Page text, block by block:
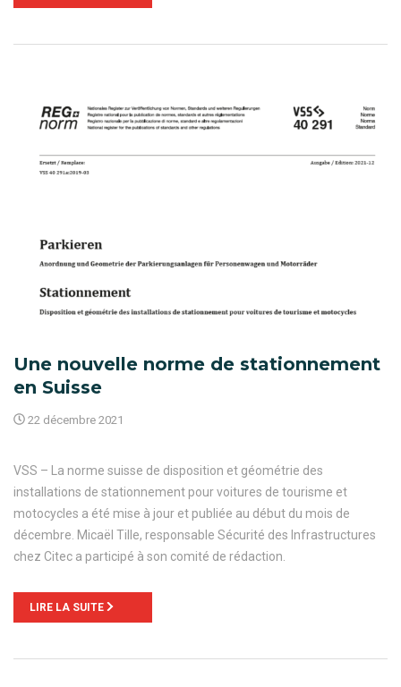
Une nouvelle norme de stationnement
en Suisse
22 décembre 2021
VSS – La norme suisse de disposition et géométrie des
installations de stationnement pour voitures de tourisme et
motocycles a été mise à jour et publiée au début du mois de
décembre. Micaël Tille, responsable Sécurité des Infrastructures
chez Citec a participé à son comité de rédaction.
LIRE LA SUITE